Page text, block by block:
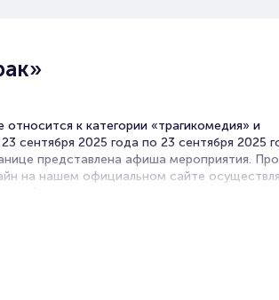
относится к категории «трагикомедия» и
сентября 2025 года по 23 сентября 2025
представлена афиша мероприятия.
на нашем официальном сайте